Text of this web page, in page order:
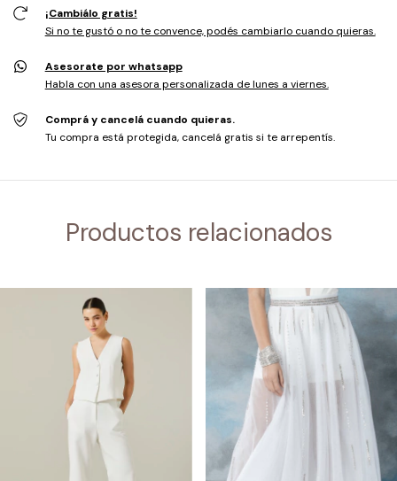
¡Cambiálo gratis!
Si no te gustó o no te convence, podés cambiarlo cuando quieras.
Asesorate por whatsapp
Habla con una asesora personalizada de lunes a viernes.
Comprá y cancelá cuando quieras.
Tu compra está protegida, cancelá gratis si te arrepentís.
Productos relacionados